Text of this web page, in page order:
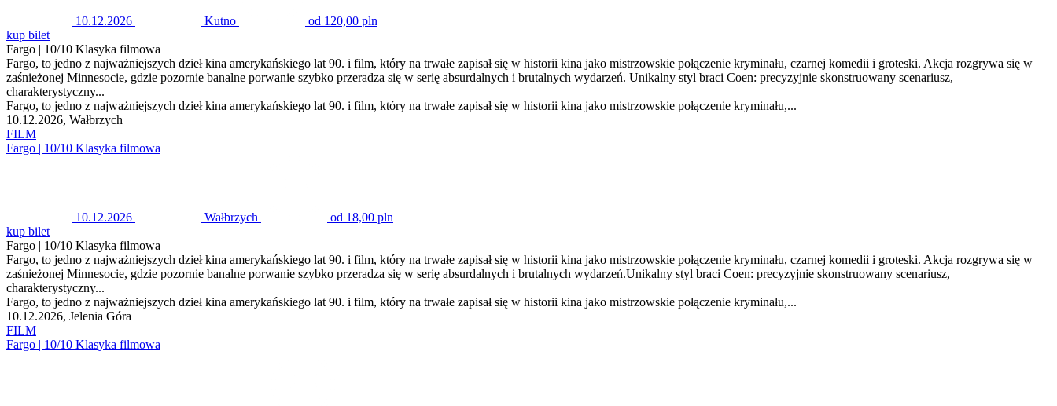
10.12.2026 Kutno
od 120,00 pln
kup bilet
Fargo | 10/10 Klasyka filmowa
Fargo, to jedno z najważniejszych dzieł kina amerykańskiego lat 90. i film, który na trwałe zapisał się w historii kina jako mistrzowskie połączenie kryminału, czarnej komedii i groteski. Akcja rozgrywa się w
zaśnieżonej Minnesocie, gdzie pozornie banalne porwanie szybko przeradza się w serię absurdalnych i brutalnych wydarzeń. Unikalny styl braci Coen: precyzyjnie skonstruowany scenariusz,
charakterystyczny...
Fargo, to jedno z najważniejszych dzieł kina amerykańskiego lat 90. i film, który na trwałe zapisał się w historii kina jako mistrzowskie połączenie kryminału,...
10.12.2026, Wałbrzych
FILM
Fargo | 10/10 Klasyka filmowa
10.12.2026 Wałbrzych
od 18,00 pln
kup bilet
Fargo | 10/10 Klasyka filmowa
Fargo, to jedno z najważniejszych dzieł kina amerykańskiego lat 90. i film, który na trwałe zapisał się w historii kina jako mistrzowskie połączenie kryminału, czarnej komedii i groteski. Akcja rozgrywa się w
zaśnieżonej Minnesocie, gdzie pozornie banalne porwanie szybko przeradza się w serię absurdalnych i brutalnych wydarzeń.Unikalny styl braci Coen: precyzyjnie skonstruowany scenariusz,
charakterystyczny...
Fargo, to jedno z najważniejszych dzieł kina amerykańskiego lat 90. i film, który na trwałe zapisał się w historii kina jako mistrzowskie połączenie kryminału,...
10.12.2026, Jelenia Góra
FILM
Fargo | 10/10 Klasyka filmowa